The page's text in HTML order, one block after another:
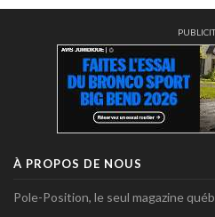
À PROPOS DE NOUS
Pole-Position, le seul magazine